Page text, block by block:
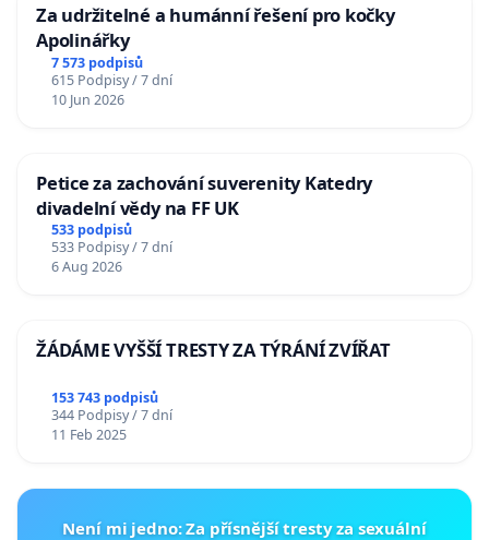
Za udržitelné a humánní řešení pro kočky
Apolinářky
7 573 podpisů
615 Podpisy / 7 dní
10 Jun 2026
Petice za zachování suverenity Katedry
divadelní vědy na FF UK
533 podpisů
533 Podpisy / 7 dní
6 Aug 2026
ŽÁDÁME VYŠŠÍ TRESTY ZA TÝRÁNÍ ZVÍŘAT
153 743 podpisů
344 Podpisy / 7 dní
11 Feb 2025
Není mi jedno: Za přísnější tresty za sexuální